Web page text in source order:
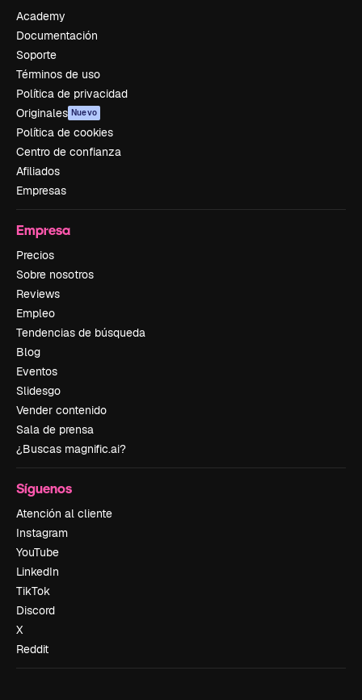
Academy
Documentación
Soporte
Términos de uso
Política de privacidad
Originales Nuevo
Política de cookies
Centro de confianza
Afiliados
Empresas
Empresa
Precios
Sobre nosotros
Reviews
Empleo
Tendencias de búsqueda
Blog
Eventos
Slidesgo
Vender contenido
Sala de prensa
¿Buscas magnific.ai?
Síguenos
Atención al cliente
Instagram
YouTube
LinkedIn
TikTok
Discord
X
Reddit